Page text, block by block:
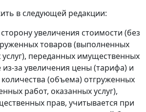
в следующей редакции:
увеличения стоимости (без
товаров (выполненных
услуг), переданных имущественных
из-за увеличения цены (тарифа) и
(объема) отгруженных
работ, оказанных услуг),
прав, учитывается при